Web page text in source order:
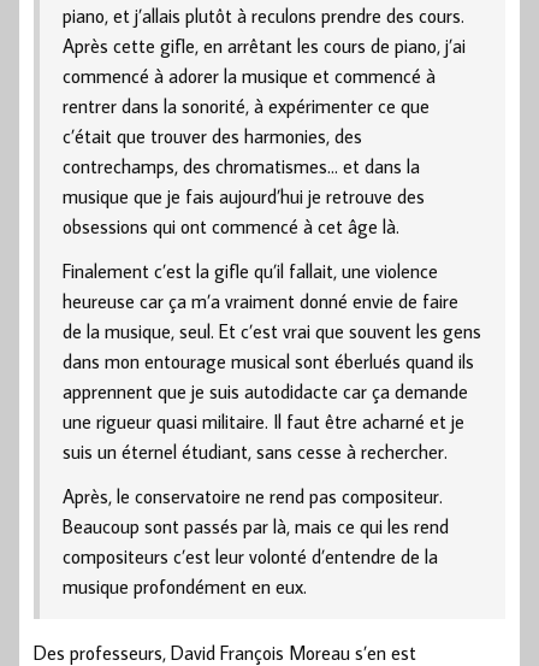
piano, et j’allais plutôt à reculons prendre des cours.
Après cette gifle, en arrêtant les cours de piano, j’ai
commencé à adorer la musique et commencé à
rentrer dans la sonorité, à expérimenter ce que
c’était que trouver des harmonies, des
contrechamps, des chromatismes… et dans la
musique que je fais aujourd’hui je retrouve des
obsessions qui ont commencé à cet âge là.
Finalement c’est la gifle qu’il fallait, une violence
heureuse car ça m’a vraiment donné envie de faire
de la musique, seul. Et c’est vrai que souvent les gens
dans mon entourage musical sont éberlués quand ils
apprennent que je suis autodidacte car ça demande
une rigueur quasi militaire. Il faut être acharné et je
suis un éternel étudiant, sans cesse à rechercher.
Après, le conservatoire ne rend pas compositeur.
Beaucoup sont passés par là, mais ce qui les rend
compositeurs c’est leur volonté d’entendre de la
musique profondément en eux.
Des professeurs, David François Moreau s’en est